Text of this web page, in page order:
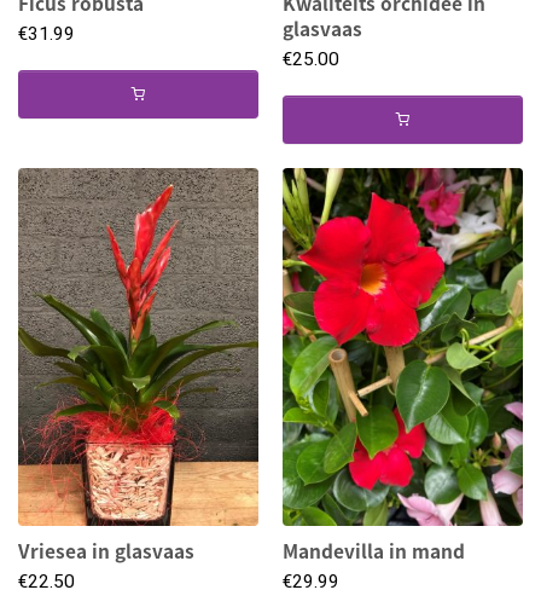
€31.99
glasvaas
€25.00
Vriesea in glasvaas
€22.50
Mandevilla in mand
€29.99